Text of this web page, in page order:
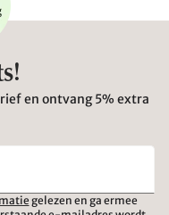
en ontvang 5% extra
gelezen en ga ermee